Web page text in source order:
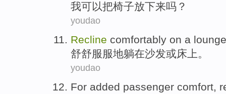
我可以把椅子放下来吗？
youdao
Recline comfortably on a lounge
舒舒服服地躺在沙发或床上。
youdao
For added passenger comfort,